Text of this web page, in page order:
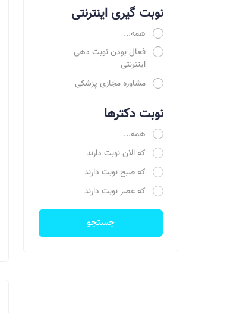
نوبت گیری اینترنتی
همه...
فعال بودن نوبت دهی
اینترنتی
مشاوره مجازی پزشکی
نوبت دکترها
همه...
که الان نوبت دارند
که صبح نوبت دارند
که عصر نوبت دارند
جستجو